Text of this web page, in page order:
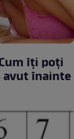
îţi poţi
avut înainte